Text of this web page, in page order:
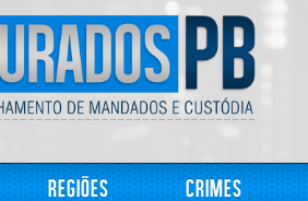
Regiões Crimes